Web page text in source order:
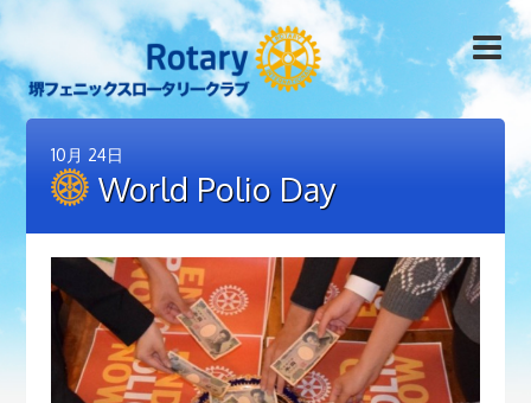
10月 24日
World Polio Day